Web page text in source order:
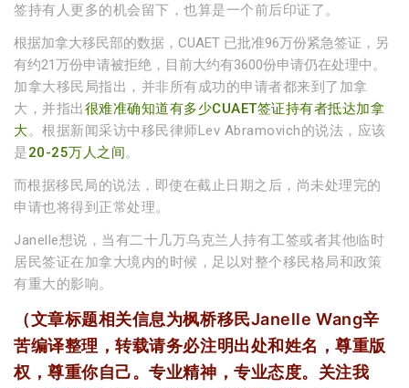
签持有人更多的机会留下，也算是一个前后印证了。
根据加拿大移民部的数据，CUAET 已批准96万份紧急签证，另
有约21万份申请被拒绝，目前大约有3600份申请仍在处理中。
加拿大移民局指出，并非所有成功的申请者都来到了加拿
大，并指出很难准确知道有多少CUAET签证持有者抵达加拿
大。根据新闻采访中移民律师Lev Abramovich的说法，应该
是20-25万人之间。
而根据移民局的说法，即使在截止日期之后，尚未处理完的
申请也将得到正常处理。
Janelle想说，当有二十几万乌克兰人持有工签或者其他临时
居民签证在加拿大境内的时候，足以对整个移民格局和政策
有重大的影响。
（文章标题相关信息为枫桥移民Janelle Wang辛
苦编译整理，转载请务必注明出处和姓名，尊重版
权，尊重你自己。专业精神，专业态度。关注我